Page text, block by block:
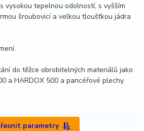
vysokou tepelnou odolností, s vyšším
šroubovicí a velkou tloušťkou jádra
do těžce obrobitelných materiálů jako
a HARDOX 500 a pancéřové plechy.
parametry